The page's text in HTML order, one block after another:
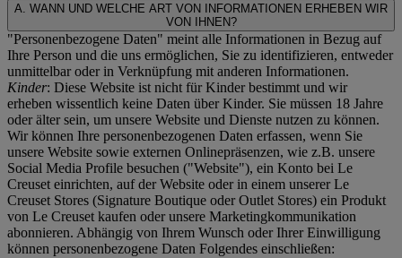
A. WANN UND WELCHE ART VON INFORMATIONEN ERHEBEN WIR
VON IHNEN?
"Personenbezogene Daten" meint alle Informationen in Bezug auf
Ihre Person und die uns ermöglichen, Sie zu identifizieren, entweder
unmittelbar oder in Verknüpfung mit anderen Informationen.
Kinder: Diese Website ist nicht für Kinder bestimmt und wir
erheben wissentlich keine Daten über Kinder. Sie müssen 18 Jahre
oder älter sein, um unsere Website und Dienste nutzen zu können.
Wir können Ihre personenbezogenen Daten erfassen, wenn Sie
unsere Website sowie externen Onlinepräsenzen, wie z.B. unsere
Social Media Profile besuchen ("Website"), ein Konto bei Le
Creuset einrichten, auf der Website oder in einem unserer Le
Creuset Stores (Signature Boutique oder Outlet Stores) ein Produkt
von Le Creuset kaufen oder unsere Marketingkommunikation
abonnieren. Abhängig von Ihrem Wunsch oder Ihrer Einwilligung
können personenbezogene Daten Folgendes einschließen: